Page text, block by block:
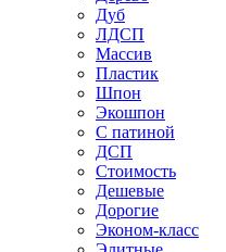
Дуб
ЛДСП
Массив
Пластик
Шпон
Экошпон
С патиной
ДСП
Стоимость
Дешевые
Дорогие
Эконом-класс